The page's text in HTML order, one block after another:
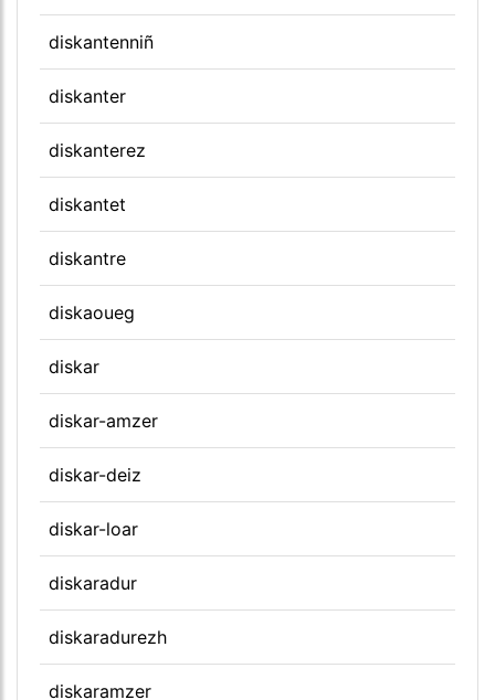
diskantenniñ
diskanter
diskanterez
diskantet
diskantre
diskaoueg
diskar
diskar-amzer
diskar-deiz
diskar-loar
diskaradur
diskaradurezh
diskaramzer